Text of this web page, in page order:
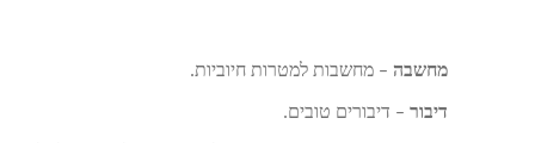
מחשבה – מחשבות למטרות חיוביות.
דיבור – דיבורים טובים.